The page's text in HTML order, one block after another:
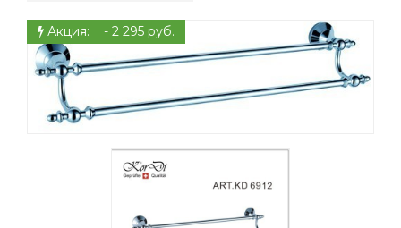
Акция: - 2 295 руб.